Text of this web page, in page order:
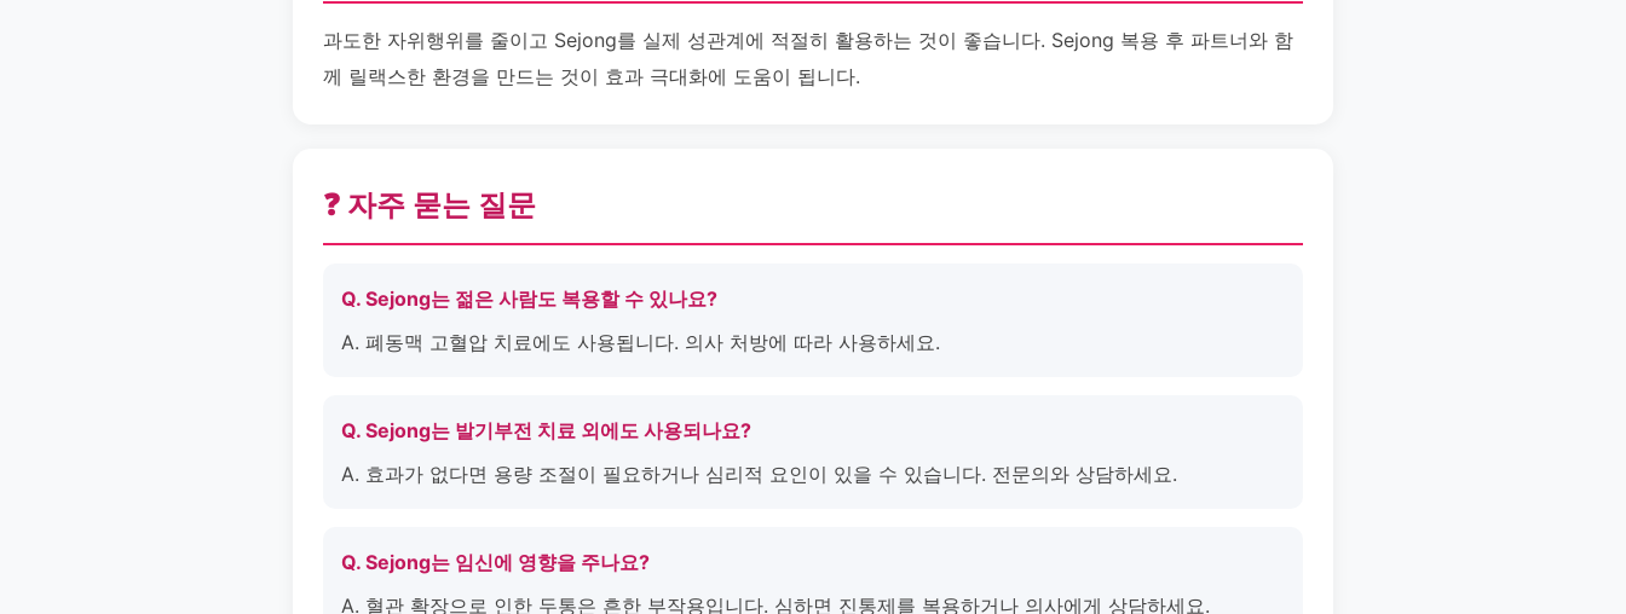
과도한 자위행위를 줄이고 Sejong를 실제 성관계에 적절히 활용하는 것이 좋습니다. Sejong 복용 후 파트너와 함
께 릴랙스한 환경을 만드는 것이 효과 극대화에 도움이 됩니다.
❓ 자주 묻는 질문
Q. Sejong는 젊은 사람도 복용할 수 있나요?
A. 폐동맥 고혈압 치료에도 사용됩니다. 의사 처방에 따라 사용하세요.
Q. Sejong는 발기부전 치료 외에도 사용되나요?
A. 효과가 없다면 용량 조절이 필요하거나 심리적 요인이 있을 수 있습니다. 전문의와 상담하세요.
Q. Sejong는 임신에 영향을 주나요?
A. 혈관 확장으로 인한 두통은 흔한 부작용입니다. 심하면 진통제를 복용하거나 의사에게 상담하세요.